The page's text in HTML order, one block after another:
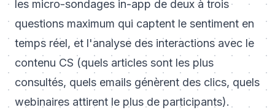
les micro-sondages in-app de deux à trois
questions maximum qui captent le sentiment en
temps réel, et l'analyse des interactions avec le
contenu CS (quels articles sont les plus
consultés, quels emails génèrent des clics, quels
webinaires attirent le plus de participants).